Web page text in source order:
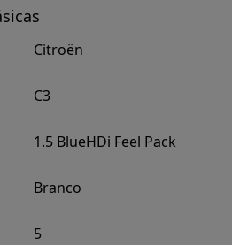
Citroën
C3
1.5 BlueHDi Feel Pack
Branco
5